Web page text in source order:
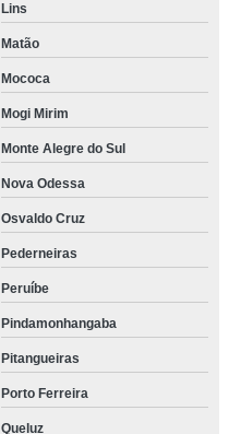
Lins
Matão
Mococa
Mogi Mirim
Monte Alegre do Sul
Nova Odessa
Osvaldo Cruz
Pederneiras
Peruíbe
Pindamonhangaba
Pitangueiras
Porto Ferreira
Queluz